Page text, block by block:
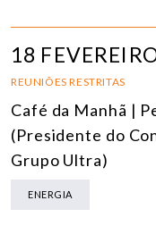
18
REUNIÕES RESTRITAS
Café da Manhã |
(Presidente do
Grupo Ultra)
ENERGIA